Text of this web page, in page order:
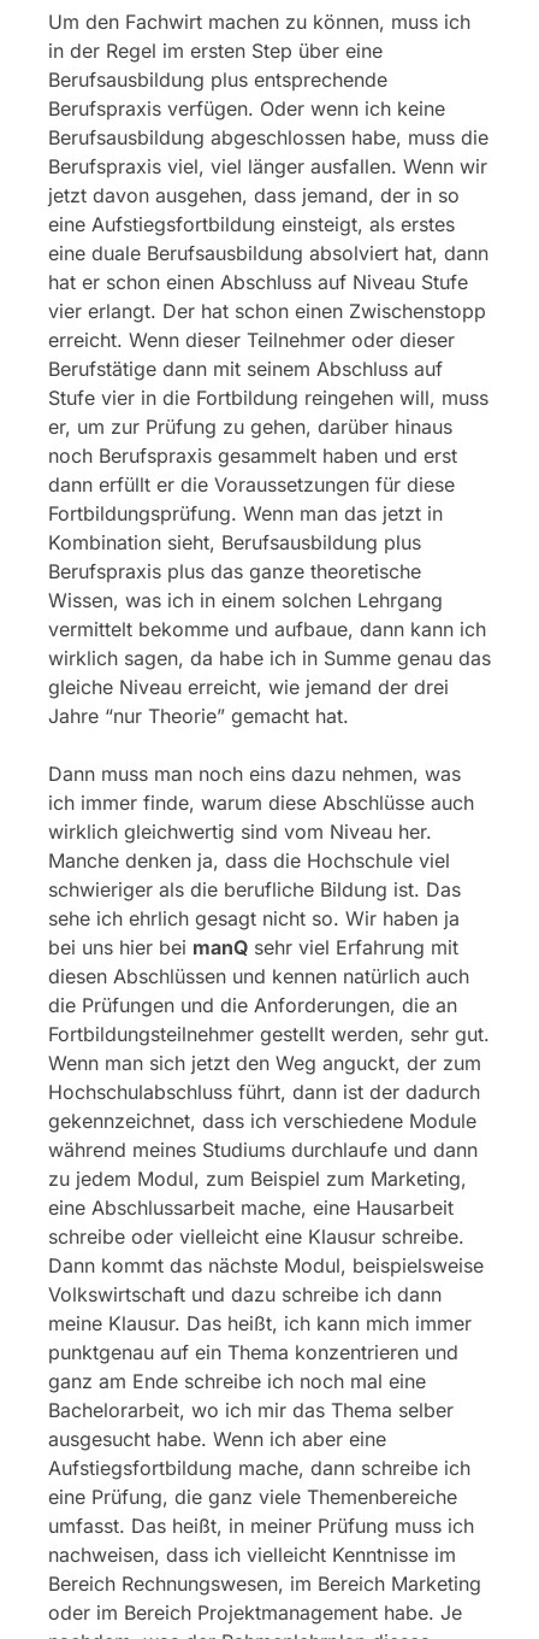
Um den Fachwirt machen zu können, muss ich
in der Regel im ersten Step über eine
Berufsausbildung plus entsprechende
Berufspraxis verfügen. Oder wenn ich keine
Berufsausbildung abgeschlossen habe, muss die
Berufspraxis viel, viel länger ausfallen. Wenn wir
jetzt davon ausgehen, dass jemand, der in so
eine Aufstiegsfortbildung einsteigt, als erstes
eine duale Berufsausbildung absolviert hat, dann
hat er schon einen Abschluss auf Niveau Stufe
vier erlangt. Der hat schon einen Zwischenstopp
erreicht. Wenn dieser Teilnehmer oder dieser
Berufstätige dann mit seinem Abschluss auf
Stufe vier in die Fortbildung reingehen will, muss
er, um zur Prüfung zu gehen, darüber hinaus
noch Berufspraxis gesammelt haben und erst
dann erfüllt er die Voraussetzungen für diese
Fortbildungsprüfung. Wenn man das jetzt in
Kombination sieht, Berufsausbildung plus
Berufspraxis plus das ganze theoretische
Wissen, was ich in einem solchen Lehrgang
vermittelt bekomme und aufbaue, dann kann ich
wirklich sagen, da habe ich in Summe genau das
gleiche Niveau erreicht, wie jemand der drei
Jahre “nur Theorie” gemacht hat.
Dann muss man noch eins dazu nehmen, was
ich immer finde, warum diese Abschlüsse auch
wirklich gleichwertig sind vom Niveau her.
Manche denken ja, dass die Hochschule viel
schwieriger als die berufliche Bildung ist. Das
sehe ich ehrlich gesagt nicht so. Wir haben ja
bei uns hier bei manQ sehr viel Erfahrung mit
diesen Abschlüssen und kennen natürlich auch
die Prüfungen und die Anforderungen, die an
Fortbildungsteilnehmer gestellt werden, sehr gut.
Wenn man sich jetzt den Weg anguckt, der zum
Hochschulabschluss führt, dann ist der dadurch
gekennzeichnet, dass ich verschiedene Module
während meines Studiums durchlaufe und dann
zu jedem Modul, zum Beispiel zum Marketing,
eine Abschlussarbeit mache, eine Hausarbeit
schreibe oder vielleicht eine Klausur schreibe.
Dann kommt das nächste Modul, beispielsweise
Volkswirtschaft und dazu schreibe ich dann
meine Klausur. Das heißt, ich kann mich immer
punktgenau auf ein Thema konzentrieren und
ganz am Ende schreibe ich noch mal eine
Bachelorarbeit, wo ich mir das Thema selber
ausgesucht habe. Wenn ich aber eine
Aufstiegsfortbildung mache, dann schreibe ich
eine Prüfung, die ganz viele Themenbereiche
umfasst. Das heißt, in meiner Prüfung muss ich
nachweisen, dass ich vielleicht Kenntnisse im
Bereich Rechnungswesen, im Bereich Marketing
oder im Bereich Projektmanagement habe. Je